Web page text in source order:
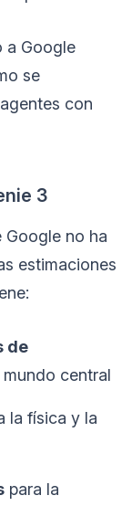
a Google
se
con
3
Google no ha
estimaciones
de
central
la física y la
para la